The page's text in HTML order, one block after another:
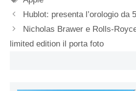
Hublot: presenta l’orologio da
Nicholas Brawer e Rolls-
limited edition il porta foto